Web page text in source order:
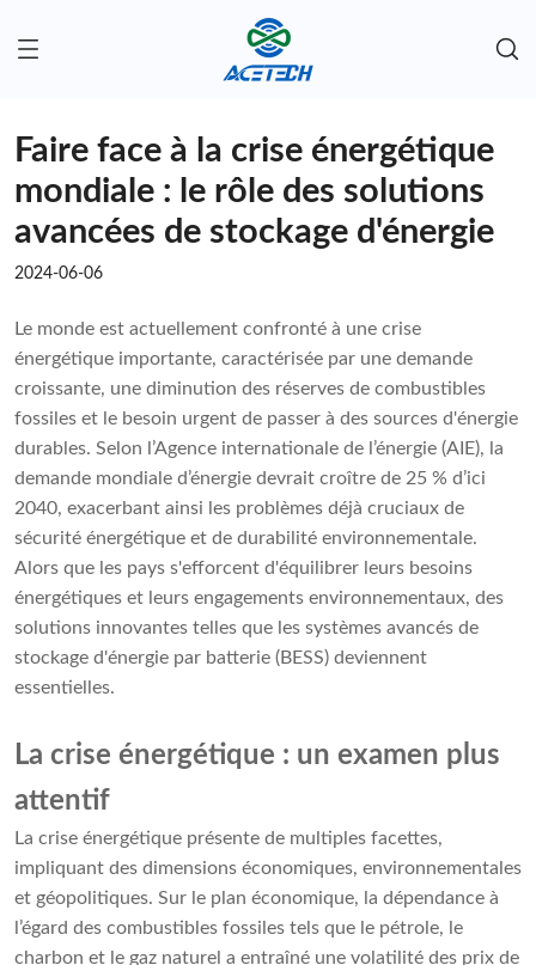
Faire face à la crise énergétique
mondiale : le rôle des solutions
avancées de stockage d'énergie
2024-06-06
Le monde est actuellement confronté à une crise
énergétique importante, caractérisée par une demande
croissante, une diminution des réserves de combustibles
fossiles et le besoin urgent de passer à des sources d'énergie
durables. Selon l’Agence internationale de l’énergie (AIE), la
demande mondiale d’énergie devrait croître de 25 % d’ici
2040, exacerbant ainsi les problèmes déjà cruciaux de
sécurité énergétique et de durabilité environnementale.
Alors que les pays s'efforcent d'équilibrer leurs besoins
énergétiques et leurs engagements environnementaux, des
solutions innovantes telles que les systèmes avancés de
stockage d'énergie par batterie (BESS) deviennent
essentielles.
La crise énergétique : un examen plus
attentif
La crise énergétique présente de multiples facettes,
impliquant des dimensions économiques, environnementales
et géopolitiques. Sur le plan économique, la dépendance à
l’égard des combustibles fossiles tels que le pétrole, le
charbon et le gaz naturel a entraîné une volatilité des prix de